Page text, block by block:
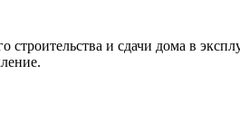
и сдачи дома в